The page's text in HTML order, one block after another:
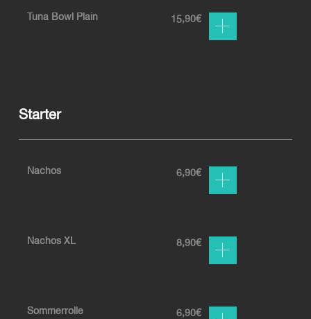
Tuna Bowl Plain 15,90€
Starter
Nachos 6,90€
Nachos XL 8,90€
Sommerrolle 6,90€